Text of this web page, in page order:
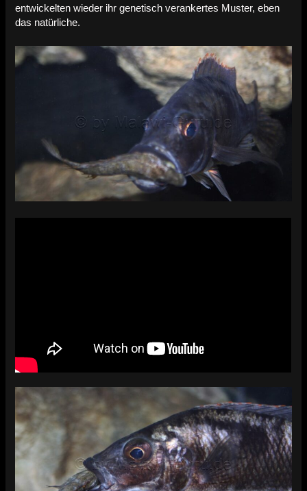
entwickelten wieder ihr genetisch verankertes Muster, eben
das natürliche.